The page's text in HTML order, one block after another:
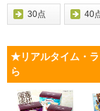
30点 40
★リアルタイム・
ら